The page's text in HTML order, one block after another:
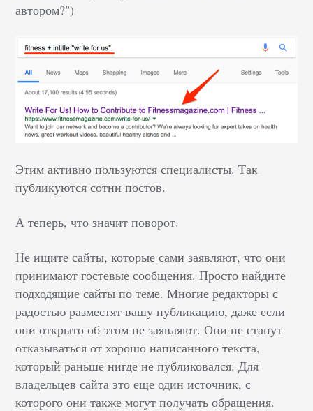
автором?")
Этим активно пользуются специалисты. Так
публикуются сотни постов.
А теперь, что значит поворот.
Не ищите сайты, которые сами заявляют, что они
принимают гостевые сообщения. Просто найдите
подходящие сайты по теме. Многие редакторы с
радостью разместят вашу публикацию, даже если
они открыто об этом не заявляют. Они не станут
отказываться от хорошо написанного текста,
который раньше нигде не публиковался. Для
владельцев сайта это еще один источник, с
которого они также могут получать обращения.